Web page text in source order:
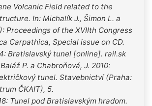
Volcanic Field related to the
In: Michalík J., Šimon L. a
Proceedings of the XVIIth Congress
Carpathica, Special issue on CD.
Bratislavský tunel [online]. rail.sk
P. a Chabroňová, J. 2010:
tunel. Stavebnictví (Praha:
ČKAIT), 5.
Tunel pod Bratislavským hradom.